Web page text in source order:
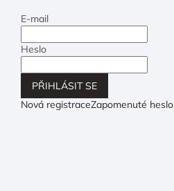
E-mail
Heslo
PŘIHLÁSIT SE
Nová registraceZapomenuté heslo